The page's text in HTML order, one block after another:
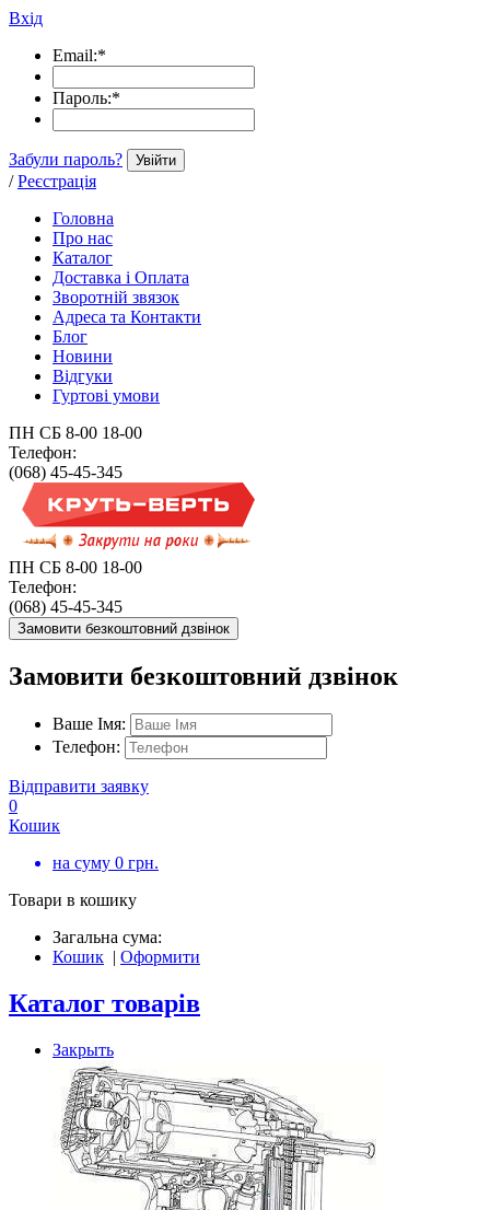
Вхід
Email:*
Пароль:*
Забули пароль? Увійти
/ Реєстрація
Головна
Про нас
Каталог
Доставка і Оплата
Зворотній звязок
Адреса та Контакти
Блог
Новини
Відгуки
Гуртові умови
ПН СБ 8-00 18-00
Телефон:
(068) 45-45-345
ПН СБ 8-00 18-00
Телефон:
(068) 45-45-345
Замовити безкоштовний дзвінок
Замовити безкоштовний дзвінок
Ваше Імя:
Телефон:
Відправити заявку
0
Кошик
на суму 0 грн.
Товари в кошику
Загальна сума:
Кошик | Оформити
Каталог товарів
Закрыть